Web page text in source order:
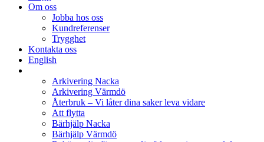
Om oss
Jobba hos oss
Kundreferenser
Trygghet
Kontakta oss
English
Arkivering Nacka
Arkivering Värmdö
Återbruk – Vi låter dina saker leva vidare
Att flytta
Bärhjälp Nacka
Bärhjälp Värmdö